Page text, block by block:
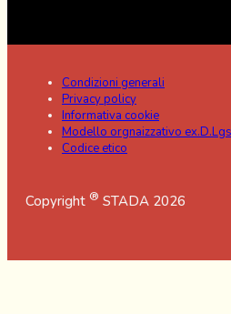
Condizioni generali
Privacy policy
Informativa cookie
Modello orgnaizzativo
Codice etico
Copyright ® STADA 2026